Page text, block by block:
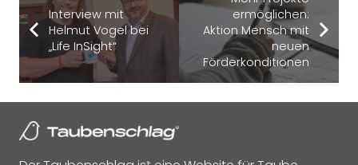
Interview mit
Helmut Vogel bei
„Life InSight“
ermöglichen:
Aktion Mensch mit
neuen
Förderkonditionen